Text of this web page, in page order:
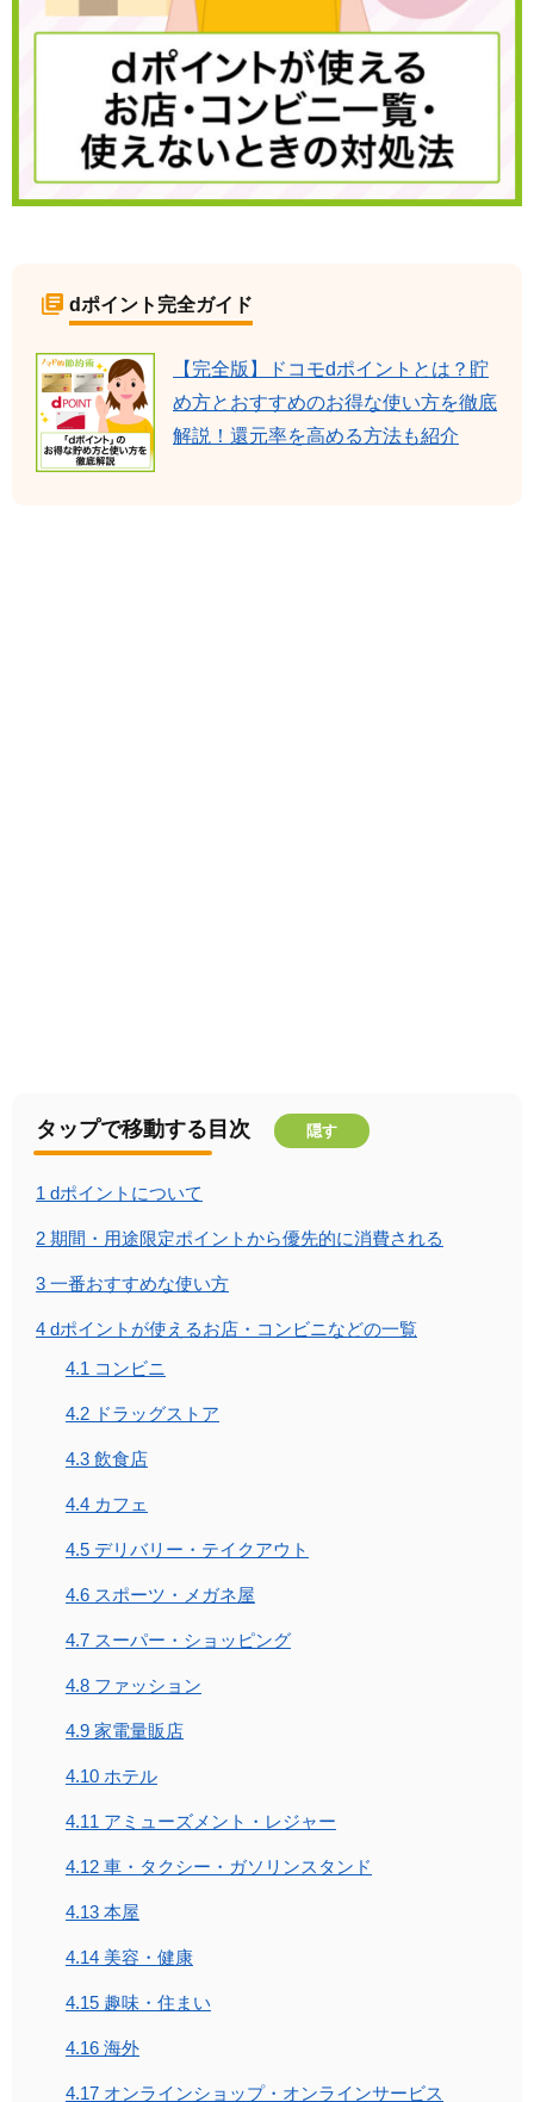
dポイント完全ガイド
【完全版】ドコモdポイントとは？貯
め方とおすすめのお得な使い方を徹底
解説！還元率を高める方法も紹介
タップで移動する目次 隠す
1 dポイントについて
2 期間・用途限定ポイントから優先的に消費される
3 一番おすすめな使い方
4 dポイントが使えるお店・コンビニなどの一覧
4.1 コンビニ
4.2 ドラッグストア
4.3 飲食店
4.4 カフェ
4.5 デリバリー・テイクアウト
4.6 スポーツ・メガネ屋
4.7 スーパー・ショッピング
4.8 ファッション
4.9 家電量販店
4.10 ホテル
4.11 アミューズメント・レジャー
4.12 車・タクシー・ガソリンスタンド
4.13 本屋
4.14 美容・健康
4.15 趣味・住まい
4.16 海外
4.17 オンラインショップ・オンラインサービス